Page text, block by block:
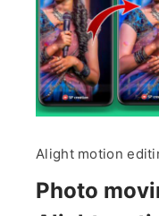
Alight motion
Photo